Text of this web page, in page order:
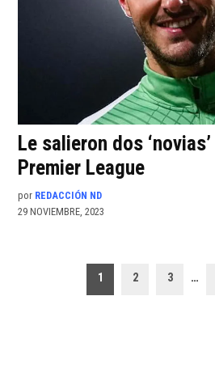
Le salieron dos ‘novias’
Premier League
por REDACCIÓN ND
29 NOVIEMBRE, 2023
Paginación
1 2 3 …